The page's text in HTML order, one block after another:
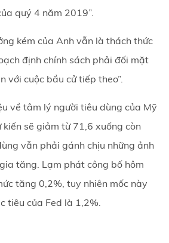
quý 4 năm 2019”.
kém của Anh vẫn là thách thức
định chính sách phải đối mặt
với cuộc bầu cử tiếp theo”.
về tâm lý người tiêu dùng của Mỹ
kiến sẽ giảm từ 71,6 xuống còn
vẫn phải gánh chịu những ảnh
tăng. Lạm phát công bố hôm
tăng 0,2%, tuy nhiên mốc này
tiêu của Fed là 1,2%.